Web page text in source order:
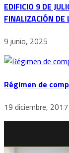
EDIFICIO 9 DE
FINALIZACIÓN
9 junio, 2025
Régimen de
19 diciembre, 2017